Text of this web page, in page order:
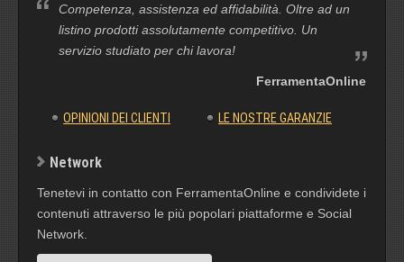
Competenza, assistenza ed affidabilità. Oltre ad un
listino prodotti assolutamente competitivo. Un
servizio studiato per chi lavora!
FerramentaOnline
OPINIONI DEI CLIENTI LE NOSTRE GARANZIE
Network
Tenetevi in contatto con FerramentaOnline e condividete i
contenuti attraverso le più popolari piattaforme e Social
Network.